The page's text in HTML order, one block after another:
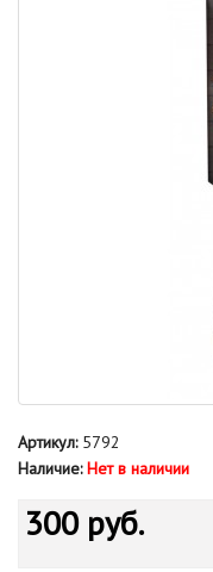
Артикул:5792
Наличие: Нет в наличии
300 руб.